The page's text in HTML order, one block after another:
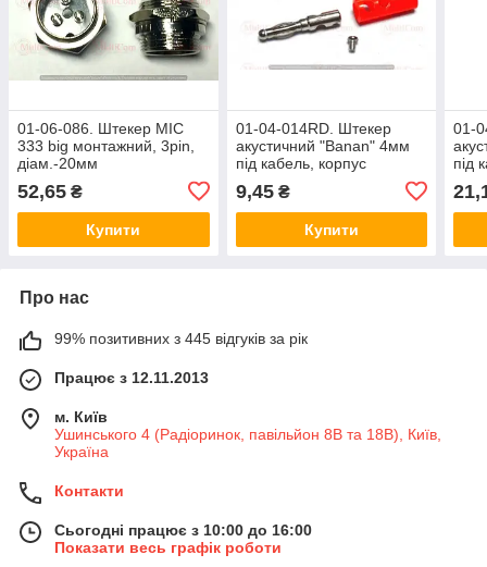
01-06-086. Штекер MIC
333 big монтажний, 3pin,
діам.-20мм
52,65 ₴
Купити
01-04-014RD. Штекер
акустичний "Banan" 4мм
під кабель, корпус
червоний
9,45₴
Купити
01-
під
Про нас
99% позитивних з 445 відгуків за рік
Працює з 12.11.2013
м. Київ
Ушинського 4 (Радіоринок, павільйон 8В та 18В), Київ,
Україна
Контакти
Сьогодні працює з 10:00 до 16:00
Показати весь графік роботи